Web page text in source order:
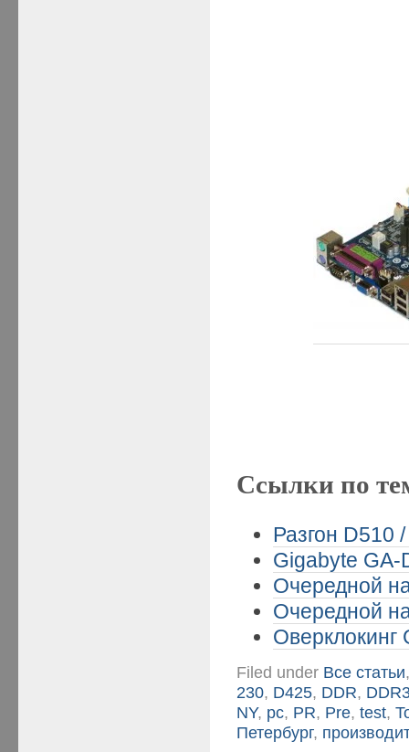
Ссылки по
Разгон D510
Gigabyte GA-
Очередной
Очередной
Оверклокинг
Filed under Все статьи
230, D425, DDR,
NY, pc, PR, Pre,test,
Петербург,